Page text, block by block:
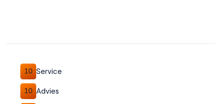
10 Service
10 Advies